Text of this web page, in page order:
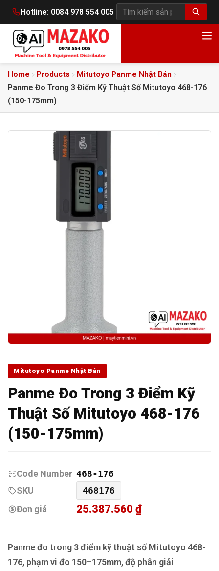
Hotline: 0084 978 554 005
Tìm kiếm sản phẩm
Home Products
Mitutoyo Panme Nhật Bản
Panme Đo Trong 3 Điểm Kỹ Thuật Số Mitutoyo 468-176
(150-175mm)
Mitutoyo Panme Nhật Bản
Panme Đo Trong 3 Điểm Kỹ
Thuật Số Mitutoyo 468-176
(150-175mm)
Code Number 468-176
SKU
468176
Đơn giá
25.387.560 ₫
Panme đo trong 3 điểm kỹ thuật số Mitutoyo 468-
176, phạm vi đo 150–175mm, độ phân giải